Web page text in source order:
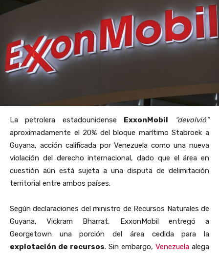
La petrolera estadounidense ExxonMobil
“devolvió”
aproximadamente el 20% del bloque marítimo Stabroek a
Guyana, acción calificada por Venezuela como una nueva
violación del derecho internacional, dado que el área en
cuestión aún está sujeta a una disputa de delimitación
territorial entre ambos países.
Según declaraciones del ministro de Recursos Naturales de
Guyana, Vickram Bharrat, ExxonMobil entregó a
Georgetown una porción del área cedida para la
explotación de recursos. Sin embargo, Venezuela alega